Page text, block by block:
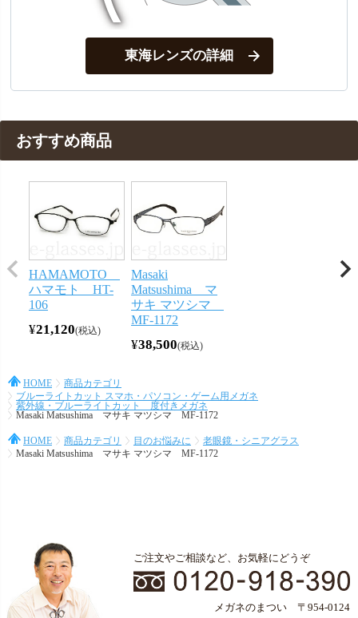
東海レンズの詳細
おすすめ商品
HAMAMOTO
ハマモト HT-
106
¥21,120 税込
Masaki
Matsushima マ
サキ マツシマ
MF-1172
¥38,500 税込
HOME
商品カテゴリ
ブルーライトカット スマホ・パソコン・ゲーム用メガネ
紫外線・ブルーライトカット 度付きメガネ
Masaki Matsushima マサキ マツシマ MF-1172
HOME 商品カテゴリ 目のお悩みに
老眼鏡・シニアグラス
Masaki Matsushima マサキ マツシマ MF-1172
ご注文やご相談など、お気軽にどうぞ
メガネのまつい 〒954-0124